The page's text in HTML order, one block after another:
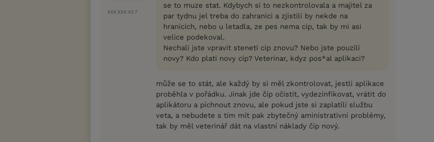
XXX.XXX.42.7
se to muze stat. Kdybych si to nezkontrolovala a majitel za
par tydnu jel treba do zahranici a zjistili by nekde na
hranicich, nebo u letadla, ze pes nema cip, tak by mi asi
velice podekoval.
Nechali jste vpravit steneti cip znovu? Nebo jste pouzili
novy? Kdo plati novy cip? Veterinar, kdyz pos*al aplikaci?
může se to stát, ale každý by si měl zkontrolovat, jestli aplikace
proběhla v pořádku. Jinak jde čip očistit, vydezinfikovat, vrátit do
aplikátoru a píchnout znovu, ale pokud jste si zaplatili službu
veta, a nebudete s tím mít pak zbytečný aministrativní problémy,
tak by měl veterinář dát na vlastní náklady čip nový.